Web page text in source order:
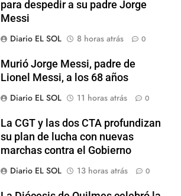
para despedir a su padre Jorge
Messi
Diario EL SOL
8 horas atrás 0
Murió Jorge Messi, padre de
Lionel Messi, a los 68 años
Diario EL SOL
11 horas atrás 0
La CGT y las dos CTA profundizan
su plan de lucha con nuevas
marchas contra el Gobierno
Diario EL SOL
13 horas atrás 0